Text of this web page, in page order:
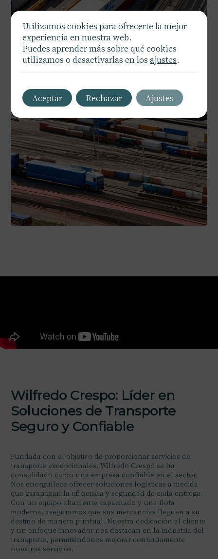
Wilfredo Crespo: Líder en
Soluciones de Transporte
Seguro y Confiable
Fundada con el objetivo de proporcionar servicios de
transporte excepcionales, Wilfredo Crespo se ha
consolidado como una empresa confiable en el sector.
Nos enorgullece ofrecer soluciones logísticas a medida
que garantizan la eficiencia y seguridad de cada entrega.
Con un equipo altamente capacitado y una flota
moderna, aseguramos que sus mercancías lleguen a su
destino de manera puntual. Nuestra dedicación al cliente
y un enfoque innovador nos destacan en la industria del
transporte, permitiéndonos mejorar continuamente
nuestros servicios.
Utilizamos cookies para ofrecerte la mejor
experiencia en nuestra web.
Puedes aprender más sobre qué cookies
utilizamos o desactivarlas en losajustes.
Aceptar Rechazar Ajustes